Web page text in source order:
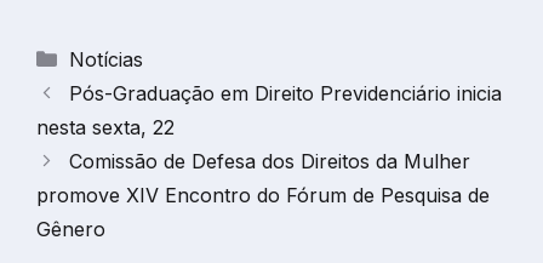
Categorias
Notícias
Pós-Graduação em Direito Previdenciário inicia
nesta sexta, 22
Comissão de Defesa dos Direitos da Mulher
promove XIV Encontro do Fórum de Pesquisa de
Gênero